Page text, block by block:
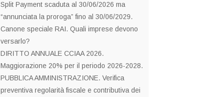
Split Payment scaduta al 30/06/2026 ma
“annunciata la proroga” fino al 30/06/2029.
Canone speciale RAI. Quali imprese devono
versarlo?
DIRITTO ANNUALE CCIAA 2026.
Maggiorazione 20% per il periodo 2026-2028.
PUBBLICA AMMINISTRAZIONE. Verifica
preventiva regolarità fiscale e contributiva dei